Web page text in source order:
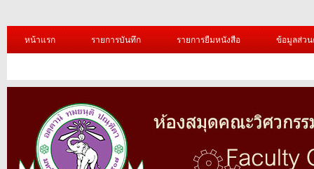
หน้าแรก รายการบันทึก รายการยืมหนังสือ ข้อมูลส่ว